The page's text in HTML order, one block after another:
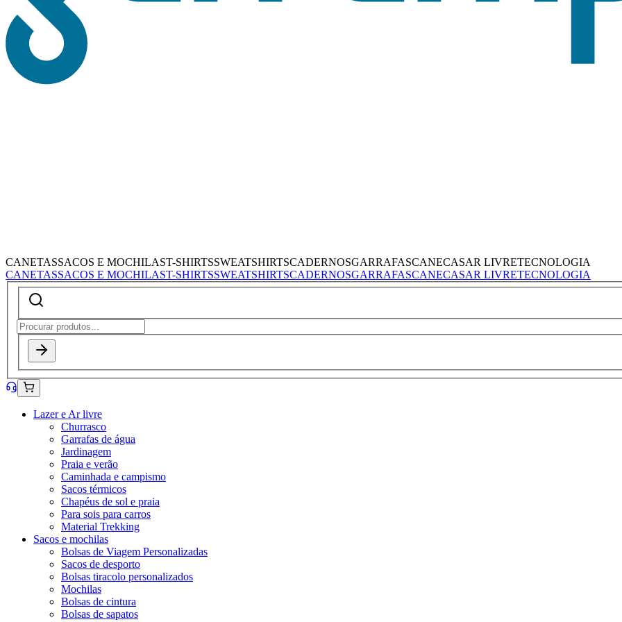
CANETASSACOS E MOCHILAST-SHIRTSSWEATSHIRTSCADERNOSGARRAFASCANECASAR LIVRETECNOLOGIA
CANETASSACOS E MOCHILAST-SHIRTSSWEATSHIRTSCADERNOSGARRAFASCANECASAR LIVRETECNOLOGIA
Lazer e Ar livre
Churrasco
Garrafas de água
Jardinagem
Praia e verão
Caminhada e campismo
Sacos térmicos
Chapéus de sol e praia
Para sois para carros
Material Trekking
Sacos e mochilas
Bolsas de Viagem Personalizadas
Sacos de desporto
Bolsas tiracolo personalizados
Mochilas
Bolsas de cintura
Bolsas de sapatos